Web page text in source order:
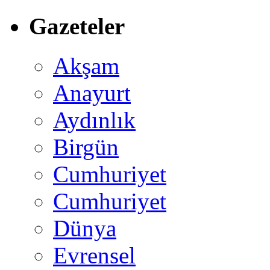
Gazeteler
Akşam
Anayurt
Aydınlık
Birgün
Cumhuriyet
Cumhuriyet
Dünya
Evrensel